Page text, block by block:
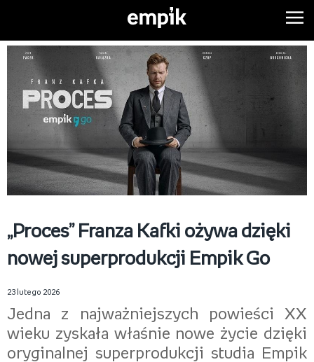
„Proces” Franza Kafki ożywa dzięki
nowej superprodukcji Empik Go
23 lutego 2026
Jedna z najważniejszych powieści XX
wieku zyskała właśnie nowe życie dzięki
oryginalnej superprodukcji studia Empik